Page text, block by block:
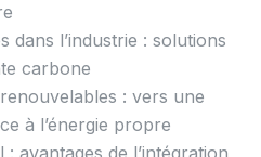
dans l’industrie : solutions
carbone
: vers une
à l’énergie propre